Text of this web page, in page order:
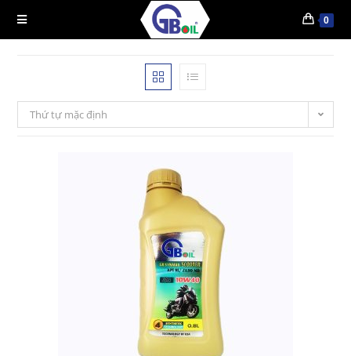
0
Thứ tự mặc định